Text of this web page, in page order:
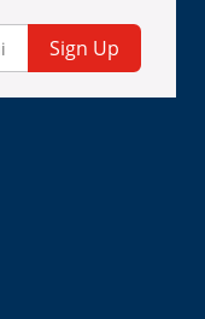
Sign Up